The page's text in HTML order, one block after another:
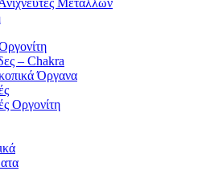
– Chakra
Όργανα
Οργονίτη